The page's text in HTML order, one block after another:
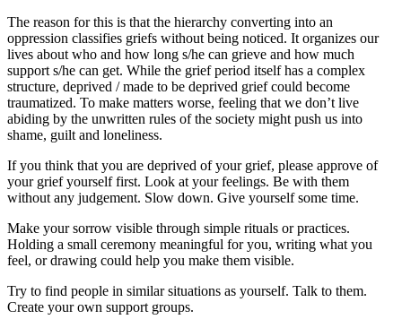
The reason for this is that the hierarchy converting into an
oppression classifies griefs without being noticed. It organizes our
lives about who and how long s/he can grieve and how much
support s/he can get. While the grief period itself has a complex
structure, deprived / made to be deprived grief could become
traumatized. To make matters worse, feeling that we don’t live
abiding by the unwritten rules of the society might push us into
shame, guilt and loneliness.
If you think that you are deprived of your grief, please approve of
your grief yourself first. Look at your feelings. Be with them
without any judgement. Slow down. Give yourself some time.
Make your sorrow visible through simple rituals or practices.
Holding a small ceremony meaningful for you, writing what you
feel, or drawing could help you make them visible.
Try to find people in similar situations as yourself. Talk to them.
Create your own support groups.